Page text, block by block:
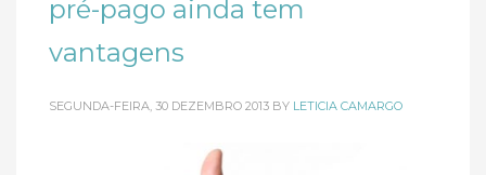
pré-pago ainda tem
vantagens
SEGUNDA-FEIRA, 30 DEZEMBRO 2013 BY LETICIA CAMARGO